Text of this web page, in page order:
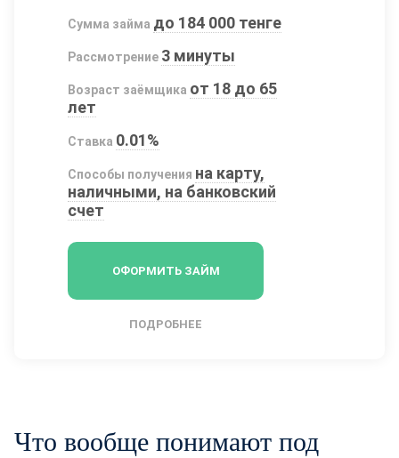
Сумма займа до 184 000 тенге
Рассмотрение 3 минуты
Возраст заёмщика от 18 до 65
лет
Ставка 0.01%
Способы получения на карту,
наличными, на банковский
счет
ОФОРМИТЬ ЗАЙМ
ПОДРОБНЕЕ
Что вообще понимают под